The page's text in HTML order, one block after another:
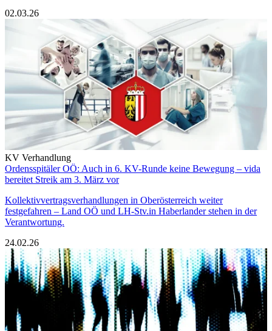
02.03.26
KV Verhandlung
Ordensspitäler OÖ: Auch in 6. KV-Runde keine Bewegung – vida
bereitet Streik am 3. März vor
Kollektivvertragsverhandlungen in Oberösterreich weiter
festgefahren – Land OÖ und LH-Stv.in Haberlander stehen in der
Verantwortung.
24.02.26